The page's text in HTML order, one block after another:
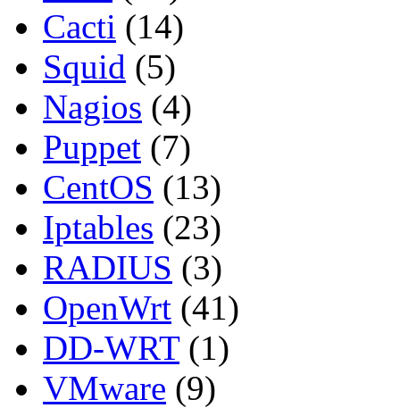
Cacti (14)
Squid (5)
Nagios (4)
Puppet (7)
CentOS (13)
Iptables (23)
RADIUS (3)
OpenWrt (41)
DD-WRT(1)
VMware (9)